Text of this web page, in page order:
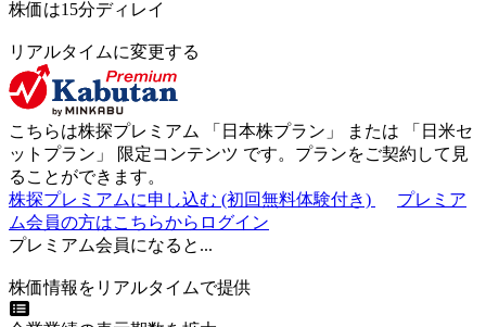
株価は15分ディレイ
リアルタイムに変更する
こちらは株探プレミアム 「 日本株プラン 」 または 「 日米セ
ットプラン 」 限定コンテンツ です。プランをご契約して見
ることができます。
株探プレミアムに申し込む (初回無料体験付き)
プレミア
ム会員の方はこちらからログイン
プレミアム会員になると...
株価情報をリアルタイムで提供